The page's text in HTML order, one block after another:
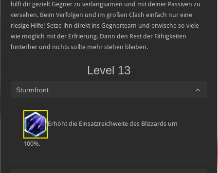
hilft dir gezielt Gegner zu verlangsamen und mit deiner Passiven zu
versehen. Beim Verfolgen und im großen Clash einfach nur eine
riesige Hilfe! Setze ihn direkt ins Gegnerteam und erwische so viele
wie möglich mit der Erfrierung. Dann den Rest der Fähigkeiten
hinterher und nichts sollte mehr stehen bleiben.
Level 13
Sturmfront
Erhöht die Einsatzreichweite des Blizzards um
100%.